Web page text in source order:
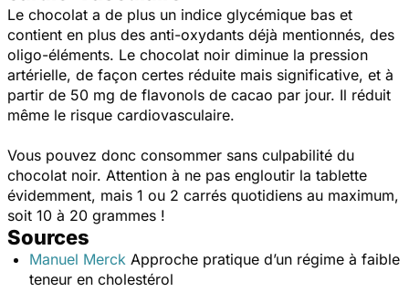
Le chocolat a de plus un indice glycémique bas et
contient en plus des anti-oxydants déjà mentionnés, des
oligo-éléments. Le chocolat noir diminue la pression
artérielle, de façon certes réduite mais significative, et à
partir de 50 mg de flavonols de cacao par jour. Il réduit
même le risque cardiovasculaire.
Vous pouvez donc consommer sans culpabilité du
chocolat noir. Attention à ne pas engloutir la tablette
évidemment, mais 1 ou 2 carrés quotidiens au maximum,
soit 10 à 20 grammes !
Sources
Manuel Merck Approche pratique d’un régime à faible
teneur en cholestérol